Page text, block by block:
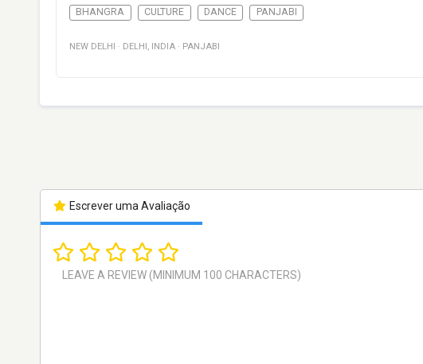
BHANGRA CULTURE DANCE PANJABI
NEW DELHI · DELHI , INDIA · PANJABI
Escrever uma Avaliação